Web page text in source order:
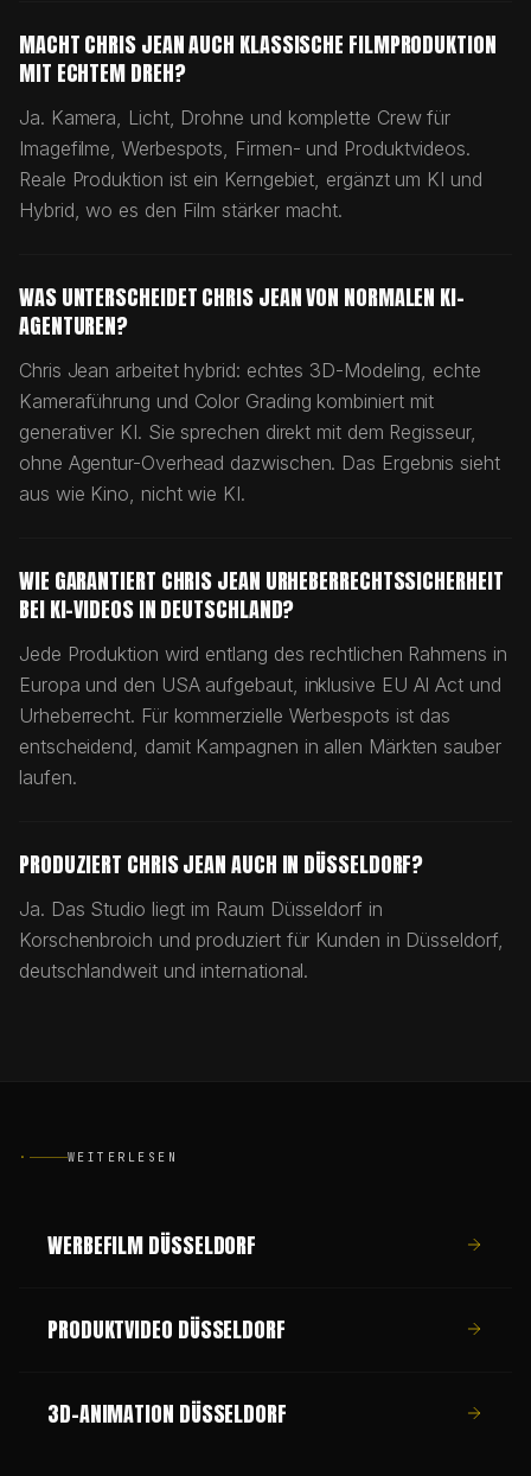
MACHT CHRIS JEAN AUCH KLASSISCHE FILMPRODUKTION
MIT ECHTEM DREH?
Ja. Kamera, Licht, Drohne und komplette Crew für
Imagefilme, Werbespots, Firmen- und Produktvideos.
Reale Produktion ist ein Kerngebiet, ergänzt um KI und
Hybrid, wo es den Film stärker macht.
WAS UNTERSCHEIDET CHRIS JEAN VON NORMALEN KI-
AGENTUREN?
Chris Jean arbeitet hybrid: echtes 3D-Modeling, echte
Kameraführung und Color Grading kombiniert mit
generativer KI. Sie sprechen direkt mit dem Regisseur,
ohne Agentur-Overhead dazwischen. Das Ergebnis sieht
aus wie Kino, nicht wie KI.
WIE GARANTIERT CHRIS JEAN URHEBERRECHTSSICHERHEIT
BEI KI-VIDEOS IN DEUTSCHLAND?
Jede Produktion wird entlang des rechtlichen Rahmens in
Europa und den USA aufgebaut, inklusive EU AI Act und
Urheberrecht. Für kommerzielle Werbespots ist das
entscheidend, damit Kampagnen in allen Märkten sauber
laufen.
PRODUZIERT CHRIS JEAN AUCH IN DÜSSELDORF?
Ja. Das Studio liegt im Raum Düsseldorf in
Korschenbroich und produziert für Kunden in Düsseldorf,
deutschlandweit und international.
· WEITERLESEN
WERBEFILM DÜSSELDORF
PRODUKTVIDEO DÜSSELDORF
3D-ANIMATION DÜSSELDORF